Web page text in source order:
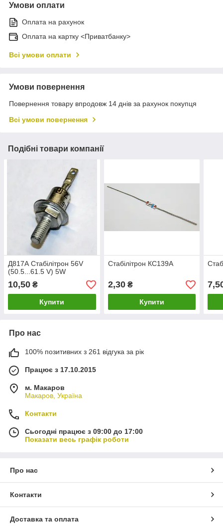
Умови оплати
Оплата на рахунок
Оплата на картку <Приватбанку>
Всі умови оплати
Умови повернення
Повернення товару впродовж 14 днів за рахунок покупця
Всі умови повернення
Подібні товари компанії
Д817А Стабілітрон 56V
(50.5...61.5 V) 5W
10,50 ₴
Купити
Стабілітрон КС139А
2,30₴
Купити
Про нас
100% позитивних з 261 відгука за рік
Працює з 17.10.2015
м. Макаров
Макаров, Україна
Контакти
Сьогодні працює з 09:00 до 17:00
Показати весь графік роботи
Про нас
Контакти
Доставка та оплата